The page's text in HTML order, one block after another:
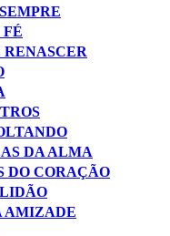
FÉ
RENASCER
DA ALMA
DO CORAÇÃO
AMIZADE